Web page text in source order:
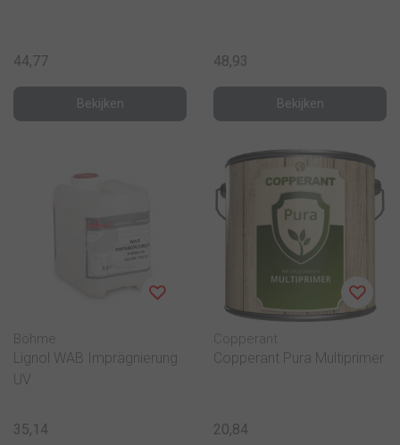
44,77
Bekijken
48,93
Bekijken
Böhme
Lignol WAB Imprägnierung
UV
35,14
Copperant
Copperant Pura Multiprimer
20,84